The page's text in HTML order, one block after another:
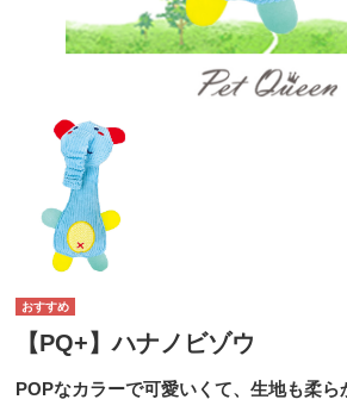
【PQ+】ハナノビゾウ
POPなカラーで可愛いくて、生地も柔ら